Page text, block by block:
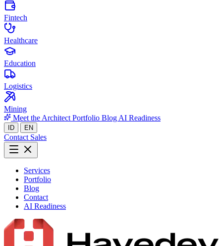
Fintech
Healthcare
Education
Logistics
Mining
Meet the Architect Portfolio Blog AI Readiness
ID EN
Contact Sales
Services
Portfolio
Blog
Contact
AI Readiness